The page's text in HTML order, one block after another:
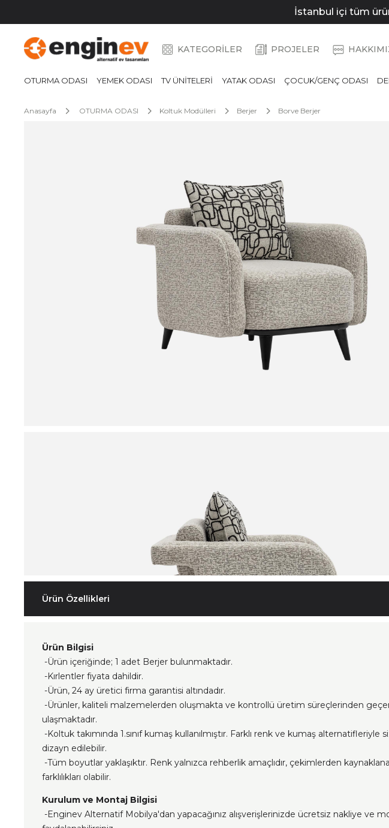
İstanbul içi tüm
KATEGORİLER PROJELER
OTURMA ODASI YEMEK ODASI TV ÜNİTELERİ YATAK ODASI ÇOCUK/GENÇ ODASI
Anasayfa OTURMA ODASI Koltuk Modülleri Berjer Borve Berjer
Ürün Özellikleri
Ürün Bilgisi
-Ürün içeriğinde; 1 adet Berjer bulunmaktadır.
-Kırlentler fiyata dahildir.
-Ürün, 24 ay üretici firma garantisi altındadır.
-Ürünler, kaliteli malzemelerden oluşmakta ve kontrollü üretim süreçlerinden
ulaşmaktadır.
-Koltuk takımında 1.sınıf kumaş kullanılmıştır. Farklı renk ve kumaş alternatifleriyle
dizayn edilebilir.
-Tüm boyutlar yaklaşıktır. Renk yalnızca rehberlik amaçlıdır, çekimlerden
farklılıkları olabilir.
Kurulum ve Montaj Bilgisi
-Enginev Alternatif Mobilya'dan yapacağınız alışverişlerinizde ücretsiz nakliye ve